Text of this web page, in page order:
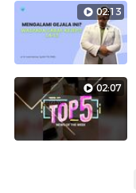
02:13
02:07